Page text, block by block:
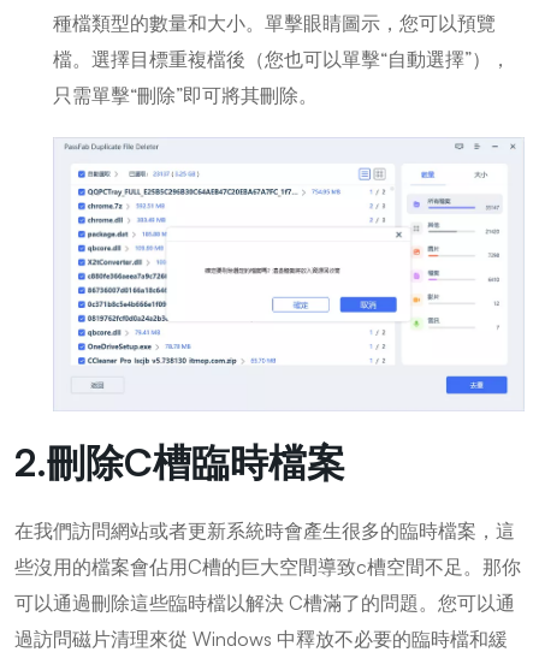
種檔類型的數量和大小。單擊眼睛圖示，您可以預覽
檔。選擇目標重複檔後（您也可以單擊“自動選擇”），
只需單擊“刪除”即可將其刪除。
2.刪除C槽臨時檔案
在我們訪問網站或者更新系統時會產生很多的臨時檔案，這
些沒用的檔案會佔用C槽的巨大空間導致c槽空間不足。那你
可以通過刪除這些臨時檔以解決 C槽滿了的問題。您可以通
過訪問磁片清理來從 Windows 中釋放不必要的臨時檔和緩